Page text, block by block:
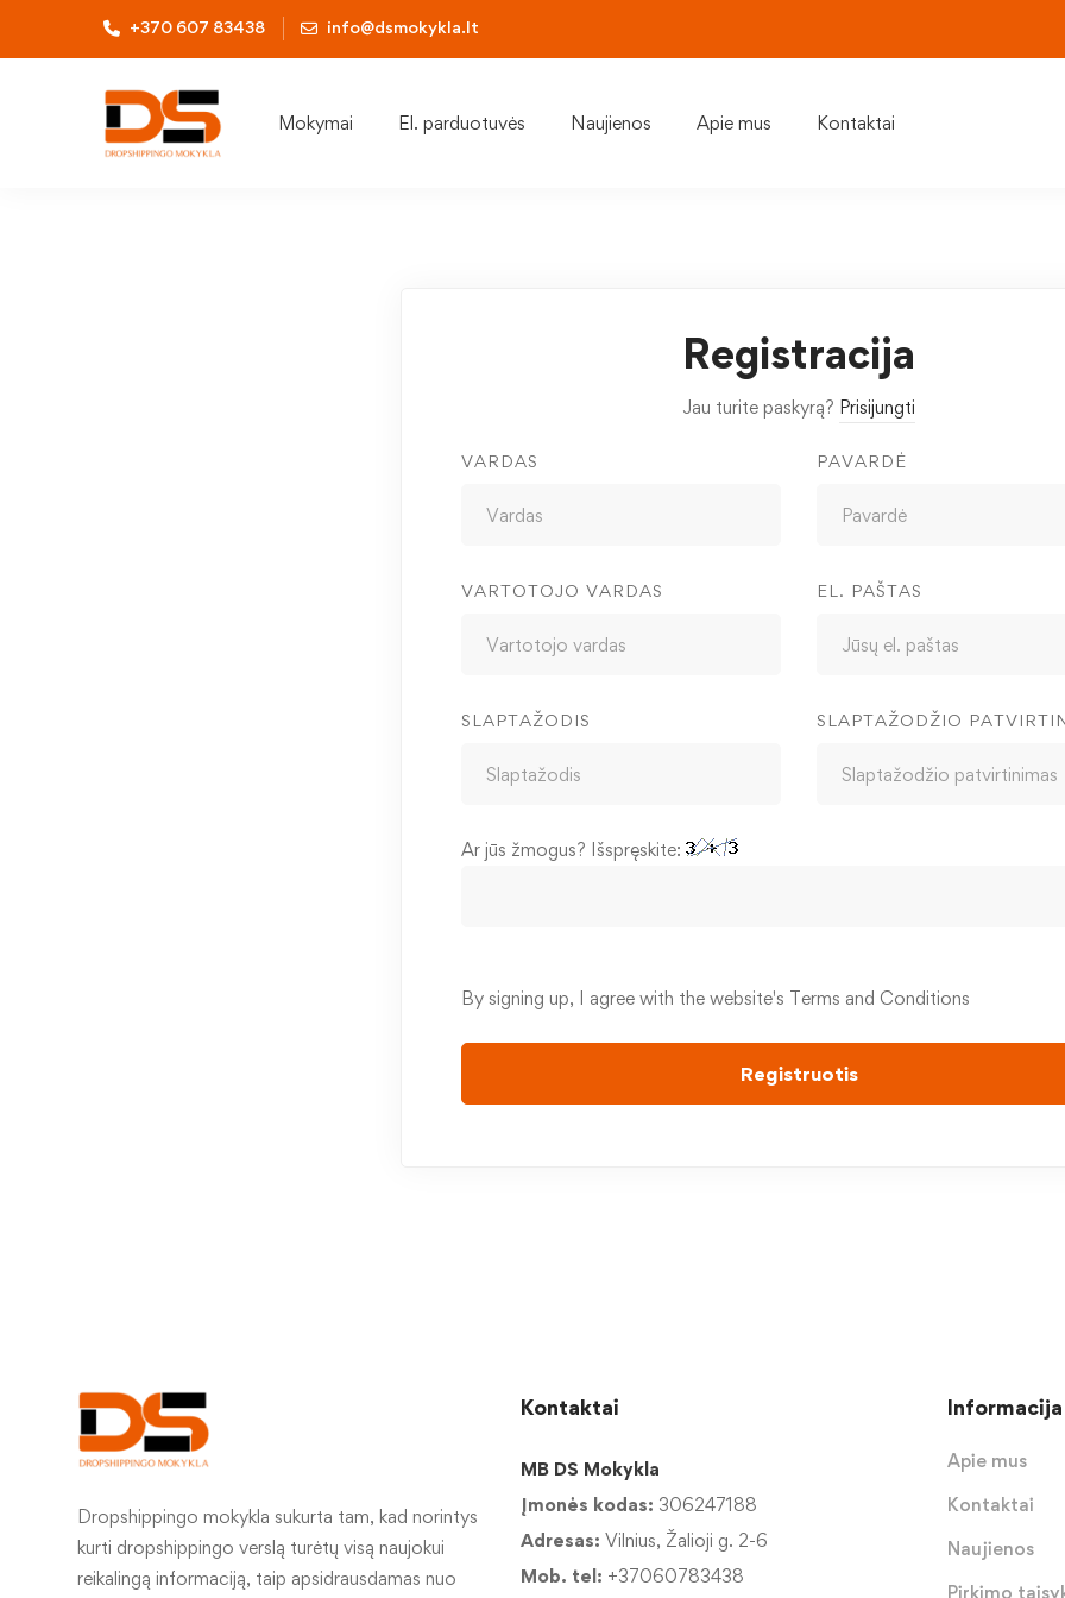
+370 607 83438 info@dsmokykla.lt
Mokymai El. parduotuvės Naujienos Apie mus Kontaktai
Registracija
Jau turite paskyrą? Prisijungti
VARDAS PAVARDĖ
VARTOTOJO VARDAS EL. PAŠTAS
SLAPTAŽODIS SLAPTAŽODŽIO
Ar jūs žmogus? Išspręskite:
By signing up, I agree with the website's Terms and Conditions
Registruotis
Dropshippingo mokykla sukurta tam, kad norintys
kurti dropshippingo verslą turėtų visą naujokui
reikalingą informaciją, taip apsidrausdamas nuo
Kontaktai
MB DS Mokykla
Įmonės kodas: 306247188
Adresas: Vilnius, Žalioji g. 2-6
Mob. tel: +37060783438
Informacija
Apie mus
Kontaktai
Naujienos
Pirkimo